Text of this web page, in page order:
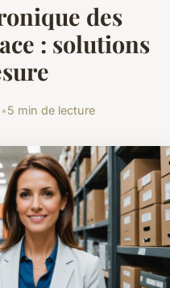
des
: solutions
•5 min de lecture